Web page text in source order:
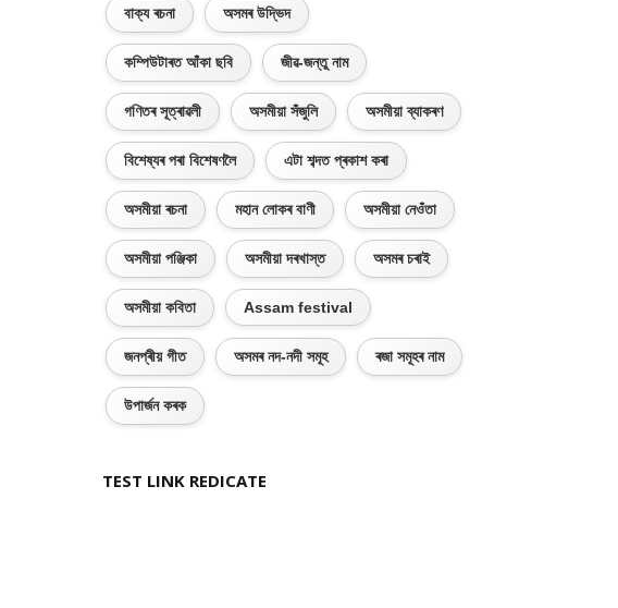
বাক্য ৰচনা অসমৰ উদ্ভিদ
কম্পিউটাৰত আঁকা ছবি জীৱ-জন্তু নাম
গণিতৰ সূত্ৰাৱলী অসমীয়া সঁজুলি অসমীয়া ব্যাকৰণ
বিশেষ্যৰ পৰা বিশেষণলৈ এটা শব্দত প্ৰকাশ কৰা
অসমীয়া ৰচনা মহান লোকৰ বাণী অসমীয়া নেওঁতা
অসমীয়া পঞ্জিকা অসমীয়া দৰখাস্ত অসমৰ চৰাই
অসমীয়া কবিতা Assam festival
জনপ্ৰীয় গীত অসমৰ নদ-নদী সমূহ ৰজা সমূহৰ নাম
উপাৰ্জন কৰক
TEST LINK REDICATE